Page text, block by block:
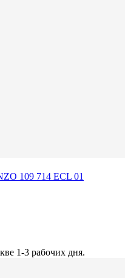
109 714 ECL 01
1-3 рабочих дня.